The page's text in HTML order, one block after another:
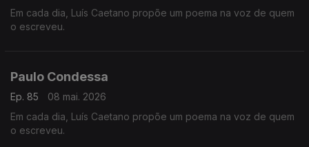
Em cada dia, Luís Caetano propõe um poema na voz de quem
o escreveu.
Paulo Condessa
Ep. 85
08 mai. 2026
Em cada dia, Luís Caetano propõe um poema na voz de quem
o escreveu.